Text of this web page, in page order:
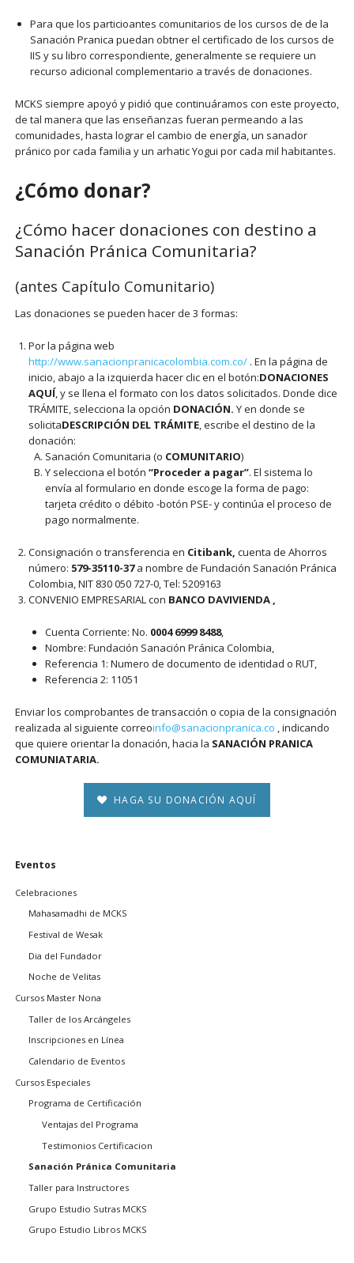
Para que los particioantes comunitarios de los cursos de de la
Sanación Pranica puedan obtner el certificado de los cursos de
IIS y su libro correspondiente, generalmente se requiere un
recurso adicional complementario a través de donaciones.
MCKS siempre apoyó y pidió que continuáramos con este proyecto,
de tal manera que las enseñanzas fueran permeando a las
comunidades, hasta lograr el cambio de energía, un sanador
pránico por cada familia y un arhatic Yogui por cada mil habitantes.
¿Cómo donar?
¿Cómo hacer donaciones con destino a
Sanación Pránica Comunitaria?
(antes Capítulo Comunitario)
Las donaciones se pueden hacer de 3 formas:
Por la página web
http://www.sanacionpranicacolombia.com.co/. En la página de
inicio, abajo a la izquierda hacer clic en el botón:DONACIONES
AQUÍ, y se llena el formato con los datos solicitados. Donde dice
TRÁMITE, selecciona la opción DONACIÓN. Y en donde se
solicitaDESCRIPCIÓN DEL TRÁMITE, escribe el destino de la
donación:
Sanación Comunitaria (o COMUNITARIO)
Y selecciona el botón “Proceder a pagar”. El sistema lo
envía al formulario en donde escoge la forma de pago:
tarjeta crédito o débito -botón PSE- y continúa el proceso de
pago normalmente.
Consignación o transferencia en Citibank, cuenta de Ahorros
número: 579-35110-37a nombre de Fundación Sanación Pránica
Colombia, NIT 830 050 727-0, Tel: 5209163
CONVENIO EMPRESARIAL con BANCO DAVIVIENDA ,
Cuenta Corriente: No. 0004 6999 8488,
Nombre: Fundación Sanación Pránica Colombia,
Referencia 1: Numero de documento de identidad o RUT,
Referencia 2: 11051
Enviar los comprobantes de transacción o copia de la consignación
realizada al siguiente correoinfo@sanacionpranica.co , indicando
que quiere orientar la donación, hacia la SANACIÓN PRANICA
COMUNIATARIA.
HAGA SU DONACIÓN AQUÍ
Saltar
Eventos
Celebraciones
Mahasamadhi de MCKS
Festival de Wesak
Dia del Fundador
Noche de Velitas
Cursos Master Nona
Taller de los Arcángeles
Inscripciones en Línea
Calendario de Eventos
Cursos Especiales
Programa de Certificación
Ventajas del Programa
Testimonios Certificacion
Sanación Pránica Comunitaria
Taller para Instructores
Grupo Estudio Sutras MCKS
Grupo Estudio Libros MCKS